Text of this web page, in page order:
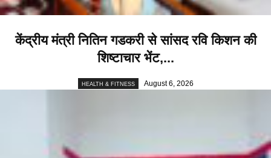
केंद्रीय मंत्री नितिन गडकरी से सांसद रवि किशन की
शिष्टाचार भेंट,...
HEALTH & FITNESS August 6, 2026